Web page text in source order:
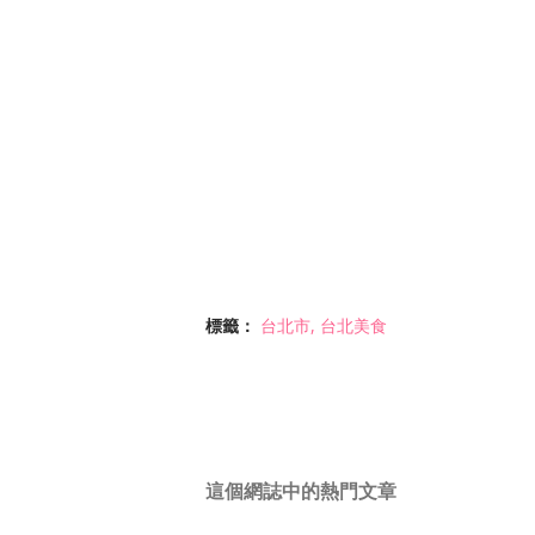
標籤： 台北市 台北美食
這個網誌中的熱門文章